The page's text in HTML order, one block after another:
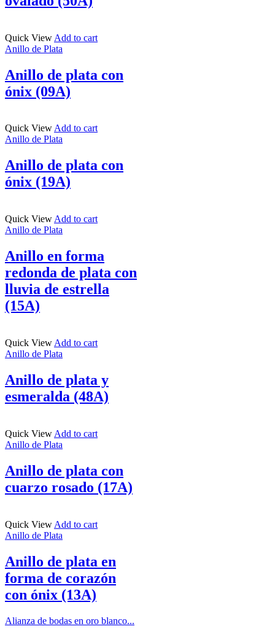
Quick View Add to cart
Anillo de Plata
Anillo de plata con
ónix (09A)
Quick ViewAdd to cart
Anillo de Plata
Anillo de plata con
ónix (19A)
Quick View Add to cart
Anillo de Plata
Anillo en forma
redonda de plata con
lluvia de estrella
(15A)
Quick View Add to cart
Anillo de Plata
Anillo de plata y
esmeralda (48A)
Quick View Add to cart
Anillo de Plata
Anillo de plata con
cuarzo rosado (17A)
Quick View Add to cart
Anillo de Plata
Anillo de plata en
forma de corazón
con ónix (13A)
Alianza de bodas en oro blanco...